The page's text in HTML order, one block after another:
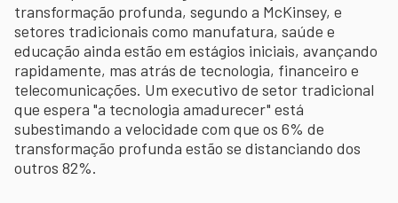
transformação profunda, segundo a McKinsey, e
setores tradicionais como manufatura, saúde e
educação ainda estão em estágios iniciais, avançando
rapidamente, mas atrás de tecnologia, financeiro e
telecomunicações. Um executivo de setor tradicional
que espera "a tecnologia amadurecer" está
subestimando a velocidade com que os 6% de
transformação profunda estão se distanciando dos
outros 82%.